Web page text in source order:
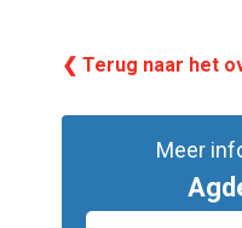
❮ Terug naar het
Meer